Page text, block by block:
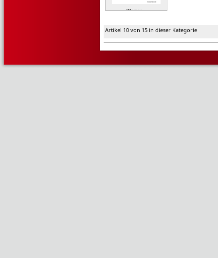
Weiter »
Artikel 10 von 15 in dieser Kategorie